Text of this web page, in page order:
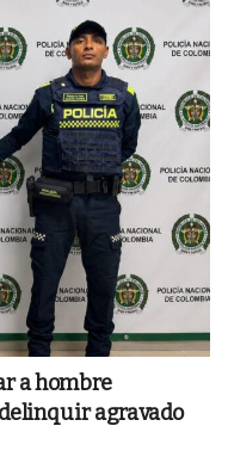
a hombre
agravado